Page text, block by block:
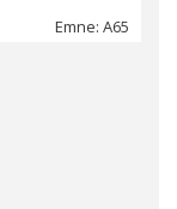
Emne: A65